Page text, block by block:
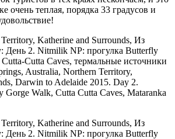
очень теплая, порядка 33 градусов и